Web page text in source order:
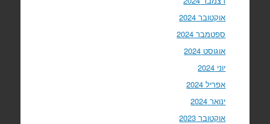
אוקטובר 2024
ספטמבר 2024
אוגוסט 2024
יוני 2024
אפריל 2024
ינואר 2024
אוקטובר 2023